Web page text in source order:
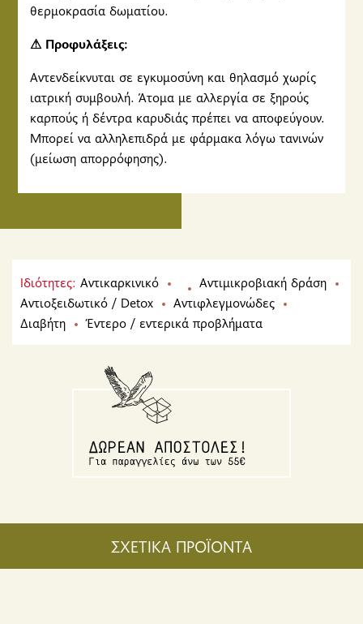
θερμοκρασία δωματίου.
⚠ Προφυλάξεις:
Αντενδείκνυται σε εγκυμοσύνη και θηλασμό χωρίς
ιατρική συμβουλή. Άτομα με αλλεργία σε ξηρούς
καρπούς ή δέντρα καρυδιάς πρέπει να αποφεύγουν.
Μπορεί να αλληλεπιδρά με φάρμακα λόγω τανινών
(μείωση απορρόφησης).
Ιδιότητες: Αντικαρκινικό
Αντιμικροβιακή δράση
Αντιοξειδωτικό / Detox
Αντιφλεγμονώδες
Διαβήτη
Έντερο / εντερικά προβλήματα
ΣΧΕΤΙΚΑ ΠΡΟΪΟΝΤΑ